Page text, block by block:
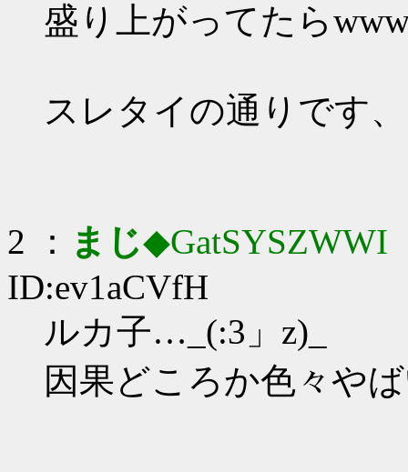
盛り上がってたら
スレタイの通りです
2 ： まじ◆GatSYSZWWI
ID:ev1aCVfH
ルカ子…_(:3」z)_
因果どころか色々や